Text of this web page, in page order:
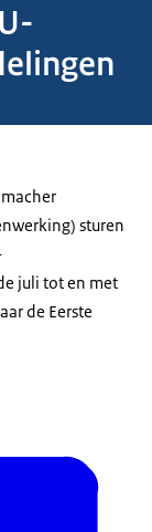
sturen
juli tot en met
de Eerste